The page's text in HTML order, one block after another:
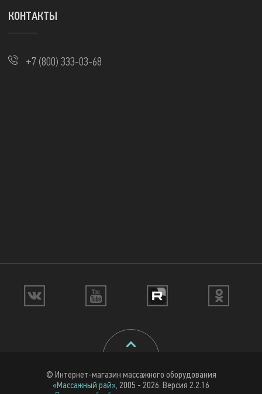
КОНТАКТЫ
+7 (800) 333-03-68
© Интернет-магазин массажного оборудования
«Массажный рай», 2005 - 2026. Версия 2.2.16